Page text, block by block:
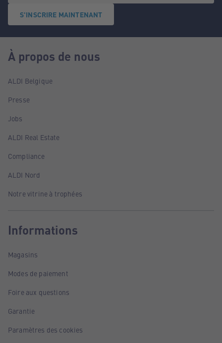
S'INSCRIRE MAINTENANT
À propos de nous
ALDI Belgique
Presse
Jobs
ALDI Real Estate
Compliance
ALDI Nord
Notre vitrine à trophées
Informations
Magasins
Modes de paiement
Foire aux questions
Garantie
Paramètres des cookies